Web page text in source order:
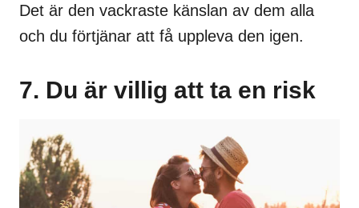
Det är den vackraste känslan av dem alla
och du förtjänar att få uppleva den igen.
7. Du är villig att ta en risk